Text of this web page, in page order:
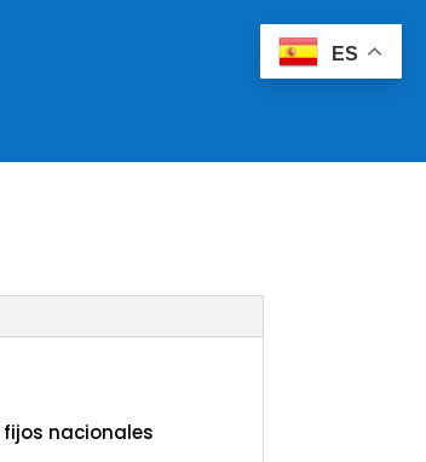
nacionales
ES